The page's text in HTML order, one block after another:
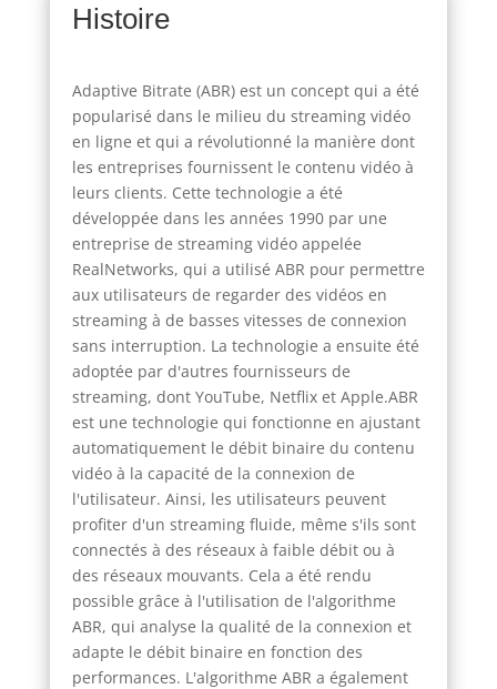
Histoire
Adaptive Bitrate (ABR) est un concept qui a été
popularisé dans le milieu du streaming vidéo
en ligne et qui a révolutionné la manière dont
les entreprises fournissent le contenu vidéo à
leurs clients. Cette technologie a été
développée dans les années 1990 par une
entreprise de streaming vidéo appelée
RealNetworks, qui a utilisé ABR pour permettre
aux utilisateurs de regarder des vidéos en
streaming à de basses vitesses de connexion
sans interruption. La technologie a ensuite été
adoptée par d'autres fournisseurs de
streaming, dont YouTube, Netflix et Apple.ABR
est une technologie qui fonctionne en ajustant
automatiquement le débit binaire du contenu
vidéo à la capacité de la connexion de
l'utilisateur. Ainsi, les utilisateurs peuvent
profiter d'un streaming fluide, même s'ils sont
connectés à des réseaux à faible débit ou à
des réseaux mouvants. Cela a été rendu
possible grâce à l'utilisation de l'algorithme
ABR, qui analyse la qualité de la connexion et
adapte le débit binaire en fonction des
performances. L'algorithme ABR a également